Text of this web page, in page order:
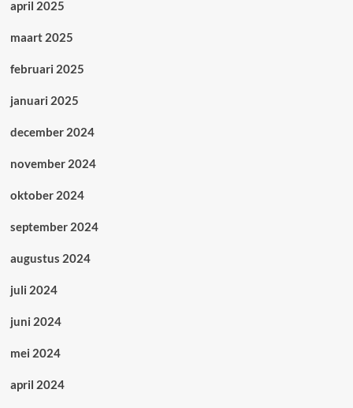
april 2025
maart 2025
februari 2025
januari 2025
december 2024
november 2024
oktober 2024
september 2024
augustus 2024
juli 2024
juni 2024
mei 2024
april 2024